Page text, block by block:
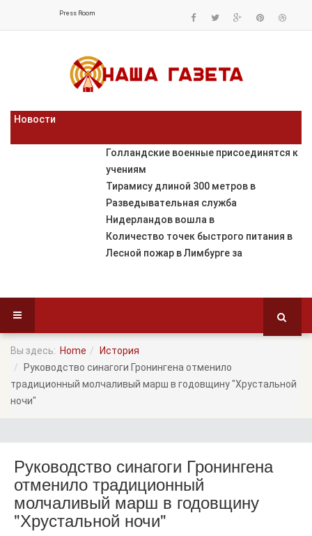
Press Room
Новости
Голландские военные присоединятся к
учениям
Тирамису длиной 300 метров в
Разведывательная служба
Нидерландов вошла в
Количество точек быстрого питания в
Лесной пожар в Лимбурге за
Вы здесь: Home
История
Руководство синагоги Гронингена отменило
традиционный молчаливый марш в годовщину "Хрустальной
ночи"
Руководство синагоги Гронингена
отменило традиционный
молчаливый марш в годовщину
"Хрустальной ночи"